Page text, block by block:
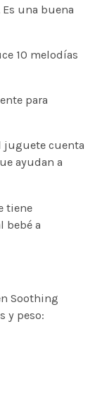
una buena
10 melodías
para
juguete cuenta
ayudan a
tiene
bebé a
Soothing
y peso: